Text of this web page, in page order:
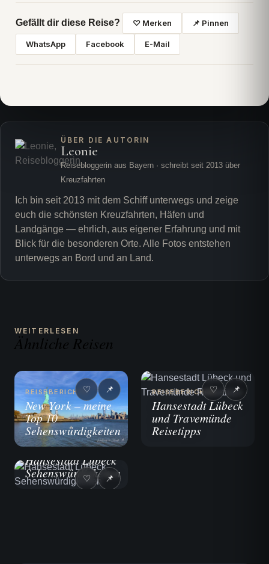
Gefällt dir diese Reise? ♡ Merken 📌 Pinnen
WhatsApp Facebook E-Mail
ÜBER DIE AUTORIN
Leonie
Reisebloggerin aus Bayern · schreibt seit 2013 über
Kreuzfahrten
Ich bin seit 2013 mit dem Schiff unterwegs und zeige
euch die schönsten Kreuzfahrten, Häfen und
Landgänge — ehrlich, aus eigener Erfahrung und mit
Blick für die besonderen Orte. Alle Fotos entstehen
unterwegs an Bord und an Land.
WEITERLESEN
Ähnliche Reisen
♡ 📌
REISEBERICHTE
New York – meine
Top 10
Sehenswürdigkeiten
♡ 📌
REISEBERICHTE
Hansestadt Lübeck
und Travemünde
Reisetipps
♡ 📌
REISEBERICHTE
Hansestadt Lübeck
Sehenswürdigkeiten